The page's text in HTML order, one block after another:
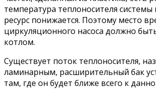
температура теплоносителя
ресурс понижается. Поэтому место
циркуляционного насоса должно
котлом.
Существует поток теплоносителя,
ламинарным, расширительный бак
там, где он будет ближе всего к